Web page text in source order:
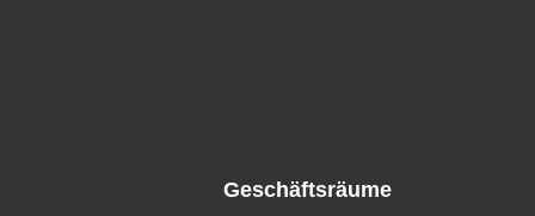
Geschäftsräume